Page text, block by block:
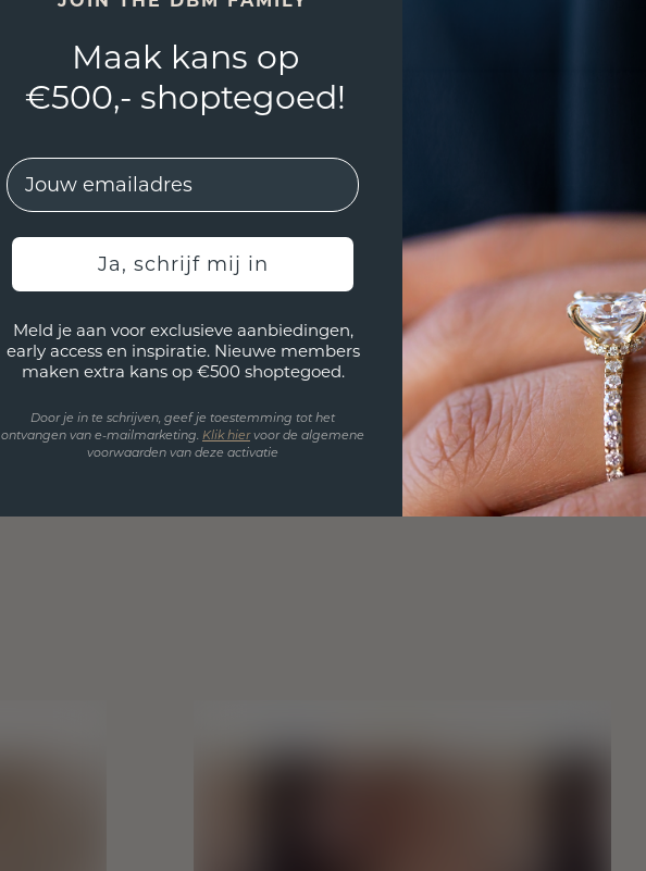
Wil
Maak kans op
€500,- shoptegoed!
EMail
Ja, schrijf mij in
Meld je aan voor exclusieve aanbiedingen,
early access en inspiratie. Nieuwe members
maken extra kans op €500 shoptegoed.
Door je in te schrijven, geef je toestemming tot het
ontvangen van e-mailmarketing. Klik hiervoor de algemene
voorwaarden van deze activatie